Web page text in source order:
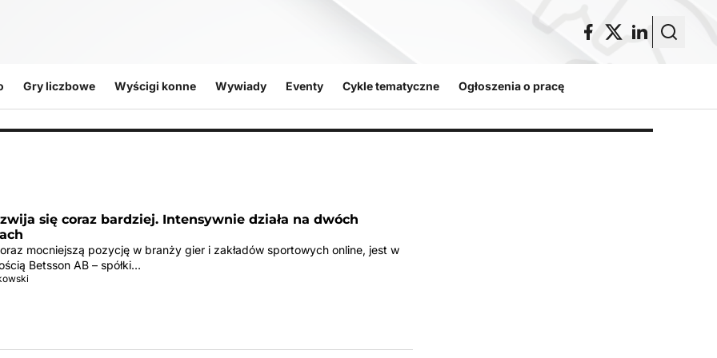
Gry liczbowe Wyścigi konne Wywiady Eventy Cykle tematyczne Ogłoszenia o pracę
się coraz bardziej. Intensywnie działa na dwóch
mocniejszą pozycję w branży gier i zakładów sportowych online, jest w
Betsson AB – spółki…